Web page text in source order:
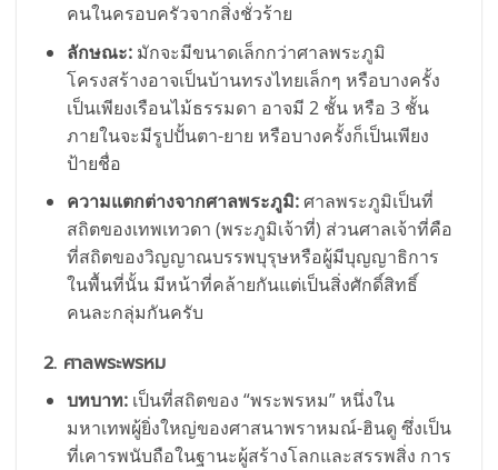
คนในครอบครัวจากสิ่งชั่วร้าย
ลักษณะ:มักจะมีขนาดเล็กกว่าศาลพระภูมิ
โครงสร้างอาจเป็นบ้านทรงไทยเล็กๆ หรือบางครั้ง
เป็นเพียงเรือนไม้ธรรมดา อาจมี 2 ชั้น หรือ 3 ชั้น
ภายในจะมีรูปปั้นตา-ยาย หรือบางครั้งก็เป็นเพียง
ป้ายชื่อ
ความแตกต่างจากศาลพระภูมิ:ศาลพระภูมิเป็นที่
สถิตของเทพเทวดา (พระภูมิเจ้าที่) ส่วนศาลเจ้าที่คือ
ที่สถิตของวิญญาณบรรพบุรุษหรือผู้มีบุญญาธิการ
ในพื้นที่นั้น มีหน้าที่คล้ายกันแต่เป็นสิ่งศักดิ์สิทธิ์
คนละกลุ่มกันครับ
2. ศาลพระพรหม
บทบาท:เป็นที่สถิตของ “พระพรหม” หนึ่งใน
มหาเทพผู้ยิ่งใหญ่ของศาสนาพราหมณ์-ฮินดู ซึ่งเป็น
ที่เคารพนับถือในฐานะผู้สร้างโลกและสรรพสิ่ง การ